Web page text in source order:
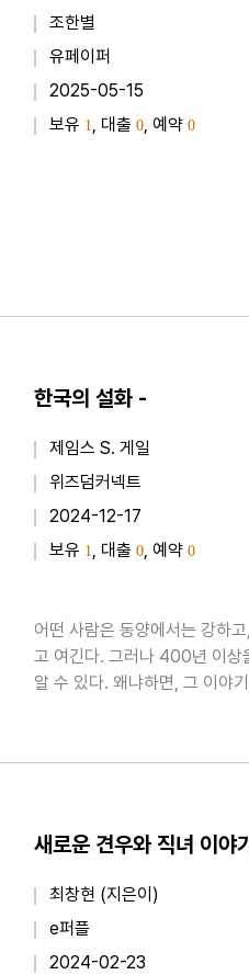
조한별
유페이퍼
2025-05-15
보유 1, 대출 0, 예약 0
한국의 설화 -
제임스 S. 게일
위즈덤커넥트
2024-12-17
보유 1, 대출 0, 예약 0
어떤 사람은 동양에서는 강하
고 여긴다. 그러나 400년 이상
알 수 있다. 왜냐하면, 그 이야
새로운 견우와 직녀 이야기
최창현 (지은이)
e퍼플
2024-02-23